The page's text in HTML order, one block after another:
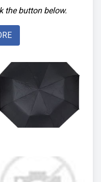
the button below.